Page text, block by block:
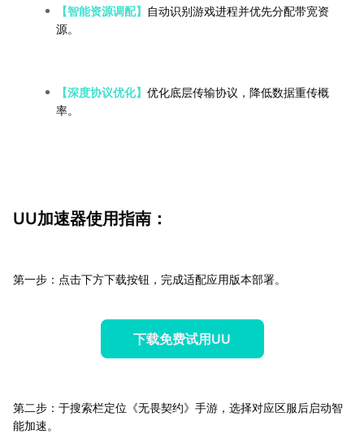
【智能资源调配】
自动识别游戏进程并优先分配带宽资
源。
【深度协议优化】 优化底层传输协议，降低数据重传概
率。
UU加速器使用指南：
第一步：点击下方下载按钮，完成适配应用版本部署。
下载免费试用UU
第二步：于搜索栏定位《无畏契约》手游，选择对应区服后启动智
能加速。